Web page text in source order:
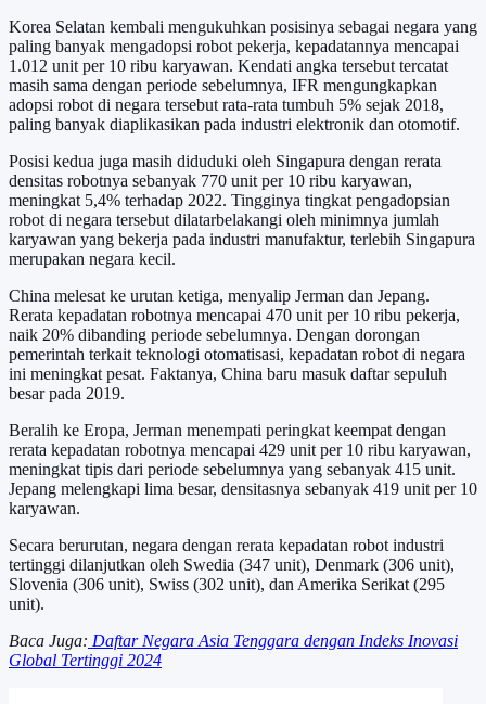
Korea Selatan kembali mengukuhkan posisinya sebagai negara yang
paling banyak mengadopsi robot pekerja, kepadatannya mencapai
1.012 unit per 10 ribu karyawan. Kendati angka tersebut tercatat
masih sama dengan periode sebelumnya, IFR mengungkapkan
adopsi robot di negara tersebut rata-rata tumbuh 5% sejak 2018,
paling banyak diaplikasikan pada industri elektronik dan otomotif.
Posisi kedua juga masih diduduki oleh Singapura dengan rerata
densitas robotnya sebanyak 770 unit per 10 ribu karyawan,
meningkat 5,4% terhadap 2022. Tingginya tingkat pengadopsian
robot di negara tersebut dilatarbelakangi oleh minimnya jumlah
karyawan yang bekerja pada industri manufaktur, terlebih Singapura
merupakan negara kecil.
China melesat ke urutan ketiga, menyalip Jerman dan Jepang.
Rerata kepadatan robotnya mencapai 470 unit per 10 ribu pekerja,
naik 20% dibanding periode sebelumnya. Dengan dorongan
pemerintah terkait teknologi otomatisasi, kepadatan robot di negara
ini meningkat pesat. Faktanya, China baru masuk daftar sepuluh
besar pada 2019.
Beralih ke Eropa, Jerman menempati peringkat keempat dengan
rerata kepadatan robotnya mencapai 429 unit per 10 ribu karyawan,
meningkat tipis dari periode sebelumnya yang sebanyak 415 unit.
Jepang melengkapi lima besar, densitasnya sebanyak 419 unit per 10
karyawan.
Secara berurutan, negara dengan rerata kepadatan robot industri
tertinggi dilanjutkan oleh Swedia (347 unit), Denmark (306 unit),
Slovenia (306 unit), Swiss (302 unit), dan Amerika Serikat (295
unit).
Baca Juga: Daftar Negara Asia Tenggara dengan Indeks Inovasi
Global Tertinggi 2024